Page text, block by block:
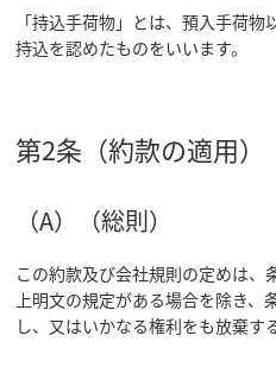
「持込手荷物」とは、預入手荷
持込を認めたものをいいます。
第2条（約款の適用）
（A）（総則）
この約款及び会社規則の定めは、
上明文の規定がある場合を除き
し、又はいかなる権利をも放棄す